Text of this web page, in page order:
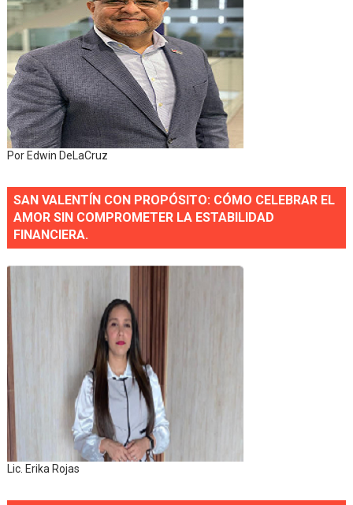
Por Edwin DeLaCruz
SAN VALENTÍN CON PROPÓSITO: CÓMO CELEBRAR EL
AMOR SIN COMPROMETER LA ESTABILIDAD
FINANCIERA.
Lic. Erika Rojas